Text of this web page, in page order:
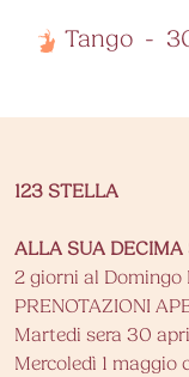
Tango -
123 STELLA
ALLA SUA DECIMA
2 giorni al Domingo
PRENOTAZIONI
Martedi sera 30
Mercoledì 1 maggio